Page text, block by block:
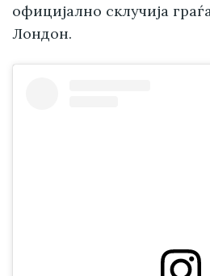
официјално склучија
Лондон.